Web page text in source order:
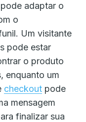
adaptar o
o
Um visitante
pode estar
o produto
enquanto um
checkout pode
mensagem
finalizar sua